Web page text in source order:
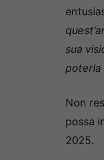
sua
poterla
Non
possa
2025.